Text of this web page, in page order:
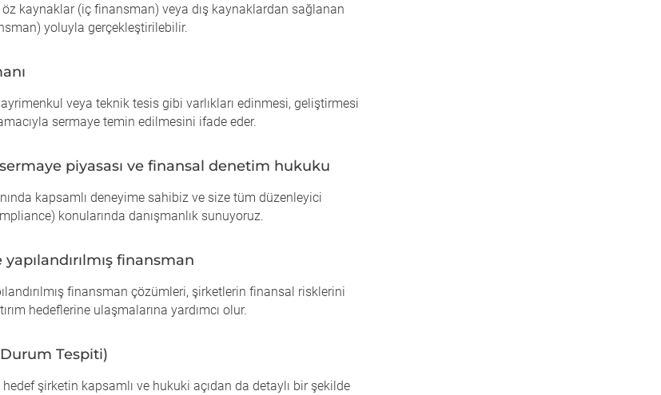
kaynaklar (iç finansman) veya dış kaynaklardan sağlanan
yoluyla gerçekleştirilebilir.
veya teknik tesis gibi varlıkları edinmesi, geliştirmesi
sermaye temin edilmesini ifade eder.
piyasası ve finansal denetim hukuku
kapsamlı deneyime sahibiz ve size tüm düzenleyici
konularında danışmanlık sunuyoruz.
finansman
finansman çözümleri, şirketlerin finansal risklerini
hedeflerine ulaşmalarına yardımcı olur.
Tespiti)
şirketin kapsamlı ve hukuki açıdan da detaylı bir şekilde